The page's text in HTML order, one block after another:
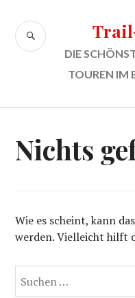
Inhalt
springen
DIE
TOUREN IM
SUCHE
Nichts
Wie es scheint, kann
werden. Vielleicht hilft
nach: